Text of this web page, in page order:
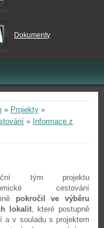
Dokumenty
» Projekty »
» Informace z
tým projektu
cestování
pokročil ve výběru
lokalit, které postupně
a v souladu s projektem